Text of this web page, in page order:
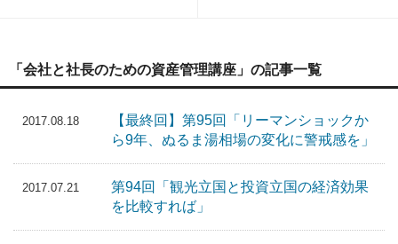
「会社と社長のための資産管理講座」の記事一覧
2017.08.18
【最終回】第95回「リーマンショックか
ら9年、ぬるま湯相場の変化に警戒感を」
2017.07.21
第94回「観光立国と投資立国の経済効果
を比較すれば」